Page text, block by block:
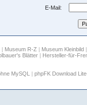
E-Mail:
Museum R-Z Museum Kleinbild
Blätter| Hersteller-für-
MySQL phpFK Download